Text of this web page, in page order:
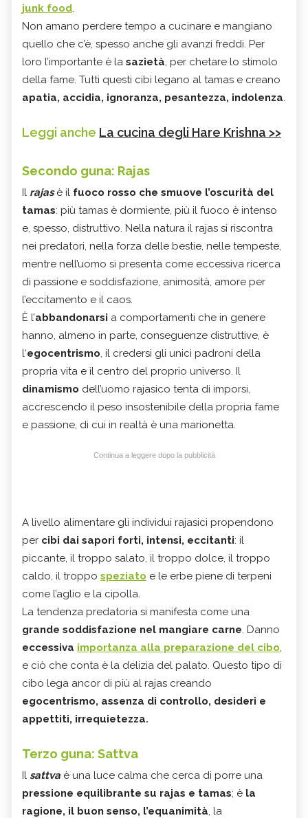
junk food.
Non amano perdere tempo a cucinare e mangiano
quello che c’è, spesso anche gli avanzi freddi. Per
loro l’importante è la sazietà, per chetare lo stimolo
della fame. Tutti questi cibi legano al tamas e creano
apatia, accidia, ignoranza, pesantezza, indolenza.
Leggi anche La cucina degli Hare Krishna >>
Secondo guna: Rajas
Il rajasè il fuoco rosso che smuove l’oscurità del
tamas: più tamas è dormiente, più il fuoco è intenso
e, spesso, distruttivo. Nella natura il rajas si riscontra
nei predatori, nella forza delle bestie, nelle tempeste,
mentre nell’uomo si presenta come eccessiva ricerca
di passione e soddisfazione, animosità, amore per
l’eccitamento e il caos.
È l’abbandonarsi a comportamenti che in genere
hanno, almeno in parte, conseguenze distruttive, è
l‘egocentrismo, il credersi gli unici padroni della
propria vita e il centro del proprio universo. Il
dinamismo dell’uomo rajasico tenta di imporsi,
accrescendo il peso insostenibile della propria fame
e passione, di cui in realtà è una marionetta.
Continua a leggere dopo la pubblicità
A livello alimentare gli individui rajasici propendono
per cibi dai sapori forti, intensi, eccitanti: il
piccante, il troppo salato, il troppo dolce, il troppo
caldo, il troppo speziato e le erbe piene di terpeni
come l’aglio e la cipolla.
La tendenza predatoria si manifesta come una
grande soddisfazione nel mangiare carne. Danno
eccessiva importanza alla preparazione del cibo,
e ciò che conta è la delizia del palato. Questo tipo di
cibo lega ancor di più al rajas creando
egocentrismo, assenza di controllo, desideri e
appettiti, irrequietezza.
Terzo guna: Sattva
Il sattva è una luce calma che cerca di porre una
pressione equilibrante su rajas e tamas; è la
ragione, il buon senso, l’equanimità, la